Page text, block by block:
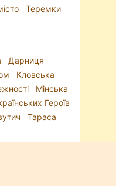
Теремки
Дарниця
Кловська
Мінська
Героїв
Тараса